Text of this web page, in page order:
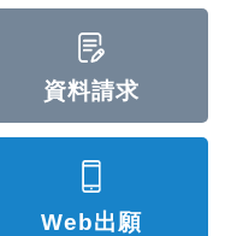
資料請求
Web出願